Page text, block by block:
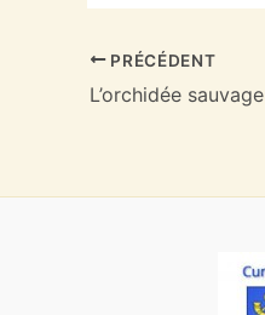
PRÉCÉDENT
L’orchidée sauvage